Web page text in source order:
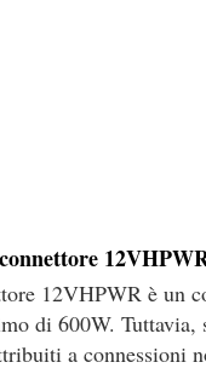
12VHPWR è un
di 600W.
a connessioni